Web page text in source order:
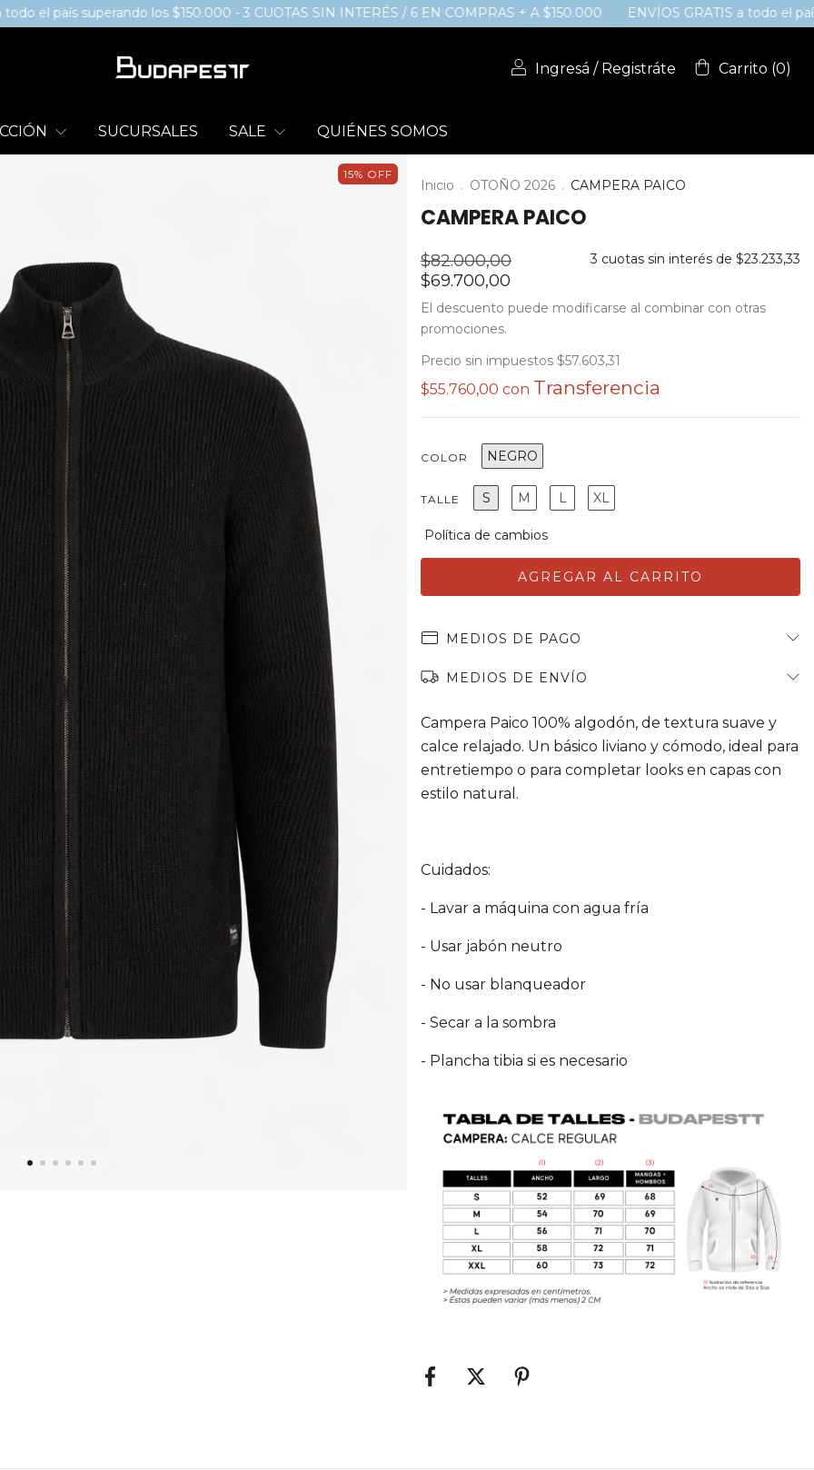
superando los $150.000 - 3 CUOTAS SIN INTERÉS / 6 EN COMPRAS + A $150.000 ENVÍOS GRATIS a todo el país
Ingresá / Registráte Carrito (0)
SUCURSALES SALE QUIÉNES SOMOS
15% OFF
Inicio . OTOÑO 2026 . CAMPERA PAICO
CAMPERA PAICO
$82.000,00
$69.700,00
3 cuotas sin interés de $23.233,33
El descuento puede modificarse al combinar con otras
promociones.
Precio sin impuestos $57.603,31
$55.760,00 con
COLOR NEGRO
TALLE S M L XL
MEDIOS DE PAGO
MEDIOS DE ENVÍO
Campera Paico 100% algodón, de textura suave y
calce relajado. Un básico liviano y cómodo, ideal para
entretiempo o para completar looks en capas con
estilo natural.
Cuidados:
- Lavar a máquina con agua fría
- Usar jabón neutro
- No usar blanqueador
- Secar a la sombra
- Plancha tibia si es necesario